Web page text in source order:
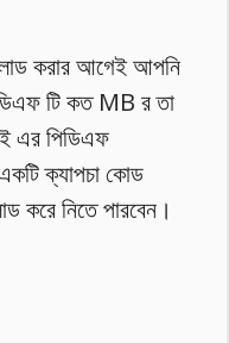
করার আগেই আপনি
টি কত MB র তা
এর পিডিএফ
ক্যাপচা কোড
করে নিতে পারবেন।